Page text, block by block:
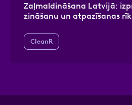
Zaļmaldināšana Latvijā:
zināšanu un atpazīšanas
CleanR